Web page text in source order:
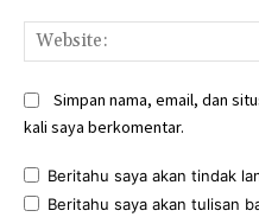
Simpan nama, email, dan
kali saya berkomentar.
Beritahu saya akan tindak
Beritahu saya akan tulisan